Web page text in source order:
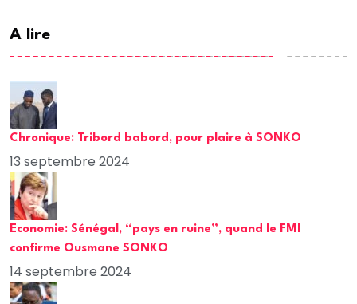
A lire
Chronique: Tribord babord, pour plaire à SONKO
13 septembre 2024
Economie: Sénégal, “pays en ruine”, quand le FMI
confirme Ousmane SONKO
14 septembre 2024